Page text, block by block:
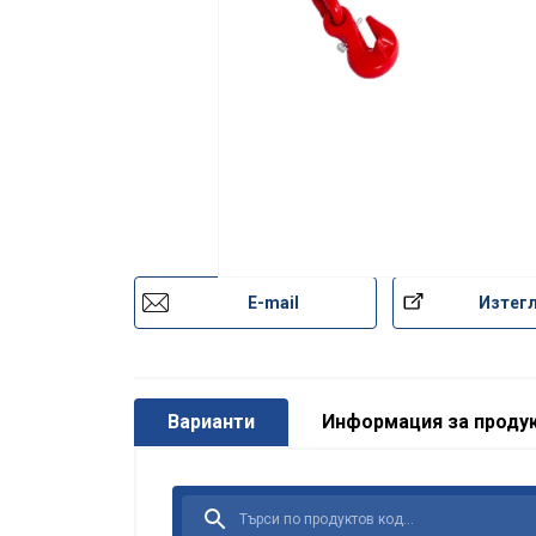
E-mail
Варианти Информация за
Този
сайт от ваша